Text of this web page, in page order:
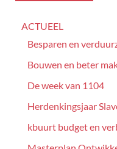
ACTUEEL
Besparen en
Bouwen en beter
De week van 1104
Herdenkingsjaar
kbuurt budget en